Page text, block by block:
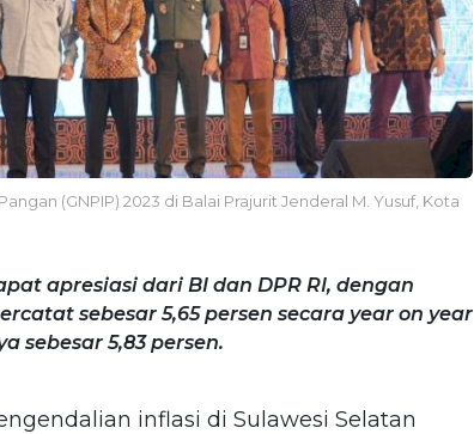
(GNPIP) 2023 di Balai Prajurit Jenderal M. Yusuf, Kota
apresiasi dari BI dan DPR RI, dengan
sebesar 5,65 persen secara year on year
sebesar 5,83 persen.
inflasi di Sulawesi Selatan